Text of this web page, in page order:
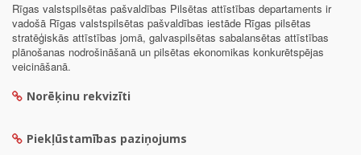
Rīgas valstspilsētas pašvaldības Pilsētas attīstības departaments ir
vadošā Rīgas valstspilsētas pašvaldības iestāde Rīgas pilsētas
stratēģiskās attīstības jomā, galvaspilsētas sabalansētas attīstības
plānošanas nodrošināšanā un pilsētas ekonomikas konkurētspējas
veicināšanā.
Norēķinu rekvizīti
Piekļūstamības paziņojums